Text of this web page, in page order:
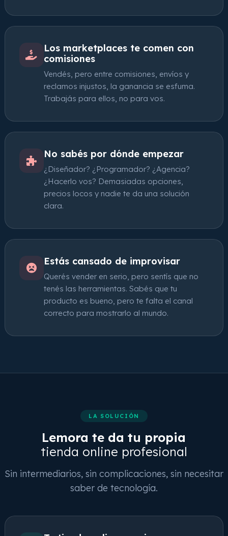
Los marketplaces te comen con
comisiones
Vendés, pero entre comisiones, envíos y
reclamos injustos, la ganancia se esfuma.
Trabajás para ellos, no para vos.
No sabés por dónde empezar
¿Diseñador? ¿Programador? ¿Agencia?
¿Hacerlo vos? Demasiadas opciones,
precios locos y nadie te da una solución
clara.
Estás cansado de improvisar
Querés vender en serio, pero sentís que no
tenés las herramientas. Sabés que tu
producto es bueno, pero te falta el canal
correcto para mostrarlo al mundo.
LA SOLUCIÓN
Lemora te da tu propia
tienda online profesional
Sin intermediarios, sin complicaciones, sin necesitar
saber de tecnología.